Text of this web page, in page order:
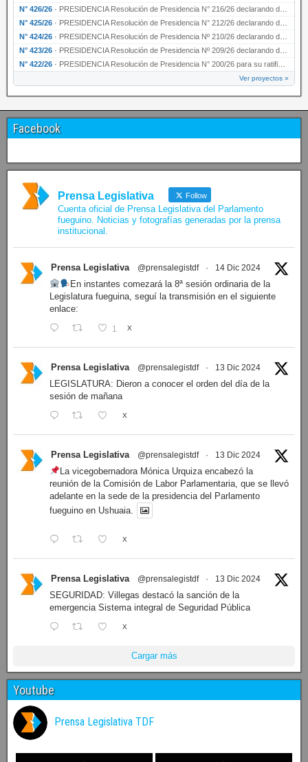
N° 426/26 · PRESIDENCIA Resolución de Presidencia N° 216/26 declarando de interés provincial la labor …
N° 425/26 · PRESIDENCIA Resolución de Presidencia N° 212/26 declarando de interés provincial el “50° A…
N° 424/26 · PRESIDENCIA Resolución de Presidencia Nº 210/26 declarando de interés provincial el proyec…
N° 423/26 · PRESIDENCIA Resolución de Presidencia Nº 209/26 declarando de interés provincial la presen…
N° 422/26 · PRESIDENCIA Resolución de Presidencia N° 200/26 para su ratificación.
Ver proyectos »
Facebook
Prensa Legislativa Follow
Cuenta oficial de Prensa Legislativa del Parlamento
fueguino. Noticias y fotografías generadas por la prensa
institucional.
Prensa Legislativa @prensalegistdf · 14 Dic 2024
En instantes comezará la 8ª sesión ordinaria de la
Legislatura fueguina, seguí la transmisión en el siguiente
enlace:
1 X
Prensa Legislativa @prensalegistdf · 13 Dic 2024
LEGISLATURA: Dieron a conocer el orden del día de la
sesión de mañana
X
Prensa Legislativa @prensalegistdf · 13 Dic 2024
La vicegobernadora Mónica Urquiza encabezó la
reunión de la Comisión de Labor Parlamentaria, que se llevó
adelante en la sede de la presidencia del Parlamento
fueguino en Ushuaia.
X
Prensa Legislativa @prensalegistdf · 13 Dic 2024
SEGURIDAD: Villegas destacó la sanción de la
emergencia Sistema integral de Seguridad Pública
X
Cargar más
Youtube
Prensa Legislativa TDF